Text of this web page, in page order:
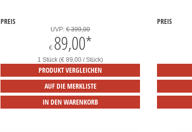
PREIS
UVP:€ 399,00
€ 89,00*
1 Stück (€ 89,00 / Stück)
PRODUKT VERGLEICHEN
AUF DIE MERKLISTE
IN DEN WARENKORB
PREIS